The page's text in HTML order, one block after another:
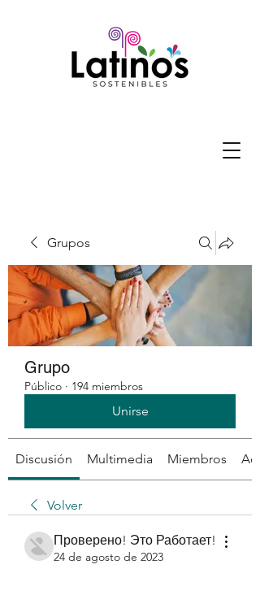
Grupos
Grupo
Público · 194 miembros
Unirse
Discusión Multimedia Miembros
Volver
Проверено! Это Работает!
24 de agosto de 2023